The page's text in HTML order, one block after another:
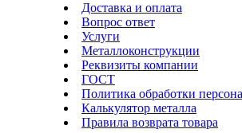
Доставка и оплата
Вопрос ответ
Услуги
Металлоконструкции
Реквизиты компании
ГОСТ
Политика обработки
Калькулятор металла
Правила возврата товара